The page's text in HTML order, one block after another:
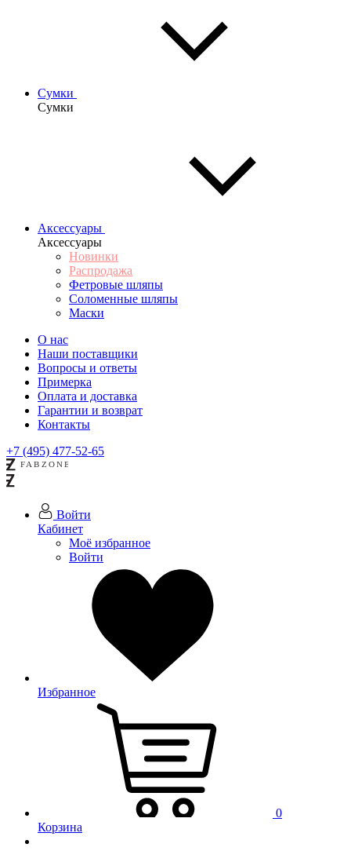
Сумки
Сумки
Аксессуары
Аксессуары
Новинки
Распродажа
Фетровые шляпы
Соломенные шляпы
Маски
О нас
Наши поставщики
Вопросы и ответы
Примерка
Оплата и доставка
Гарантии и возврат
Контакты
+7 (495) 477-52-65
Войти
Кабинет
Моё избранное
Войти
Избранное
0
Корзина